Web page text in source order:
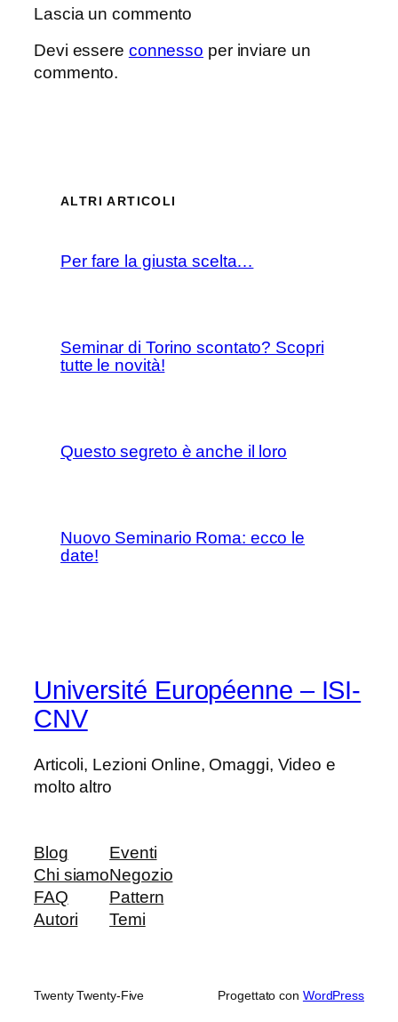
Lascia un commento
Devi essere connesso per inviare un
commento.
ALTRI ARTICOLI
Per fare la giusta scelta…
Seminar di Torino scontato? Scopri
tutte le novità!
Questo segreto è anche il loro
Nuovo Seminario Roma: ecco le
date!
Université Européenne – ISI-
CNV
Articoli, Lezioni Online, Omaggi, Video e
molto altro
Blog
Chi siamo
FAQ
Autori
Eventi
Negozio
Pattern
Temi
Twenty Twenty-Five Progettato con WordPress